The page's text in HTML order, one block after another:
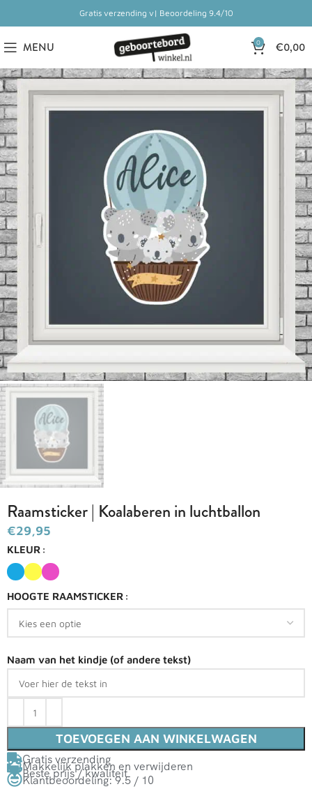
Gratis verzending v| Beoordeling 9.4/10
MENU 0 €0,00
Raamsticker | Koalaberen in luchtballon
€
KLEUR
HOOGTE RAAMSTICKER
Naam van het kindje (of andere tekst)
TOEVOEGEN AAN WINKELWAGEN
Gratis verzending
Makkelijk plakken en verwijderen
Beste prijs / kwaliteit
Klantbeoordeling: 9.5 / 10